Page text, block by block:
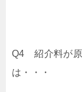
Q4 紹介料が原
は・・・